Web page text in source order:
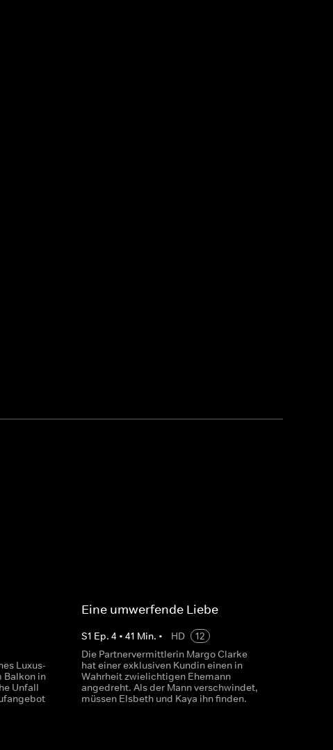
Luxus-
Balkon in
Unfall
Eine umwerfende Liebe
S1 Ep. 4 • 41 Min. • HD
12
Die Partnervermittlerin Margo Clarke
hat einer exklusiven Kundin einen in
Wahrheit zwielichtigen Ehemann
angedreht. Als der Mann verschwindet,
müssen Elsbeth und Kaya ihn finden.